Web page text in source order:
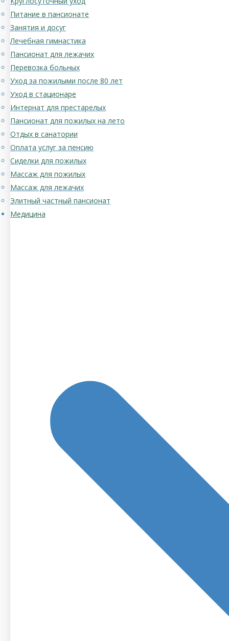
Питание в пансионате
Занятия и досуг
Лечебная гимнастика
Пансионат для лежачих
Перевозка больных
Уход за пожилыми после 80 лет
Уход в стационаре
Интернат для престарелых
Пансионат для пожилых на лето
Отдых в санатории
Оплата услуг за пенсию
Сиделки для пожилых
Массаж для пожилых
Массаж для лежачих
Элитный частный пансионат
Медицина